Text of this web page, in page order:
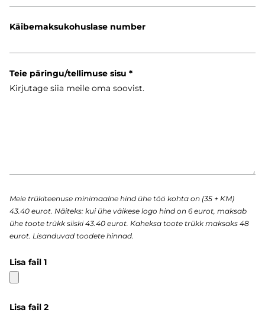
Käibemaksukohuslase number
Teie päringu/tellimuse sisu
Meie trükiteenuse minimaalne hind ühe töö kohta on (35 + KM)
43.40 eurot. Näiteks: kui ühe väikese logo hind on 6 eurot, maksab
ühe toote trükk siiski 43.40 eurot. Kaheksa toote trükk maksaks 48
eurot. Lisanduvad toodete hinnad.
Lisa fail 1
Lisa fail 2